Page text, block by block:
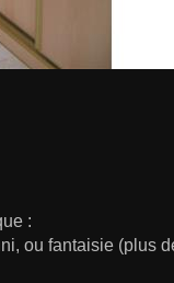
:
ou fantaisie (plus